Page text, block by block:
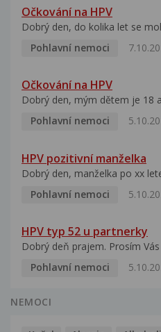
Očkování na HPV
Dobrý den, do kolika let se
Pohlavní nemoci
Očkování na HPV
Dobrý den, mým dětem je 18
Pohlavní nemoci
HPV pozitivní manželka
Dobrý den, manželka po xx
Pohlavní nemoci
HPV typ 52 u partnerky
Dobrý deň prajem. Prosím
Pohlavní nemoci
NEMOCI